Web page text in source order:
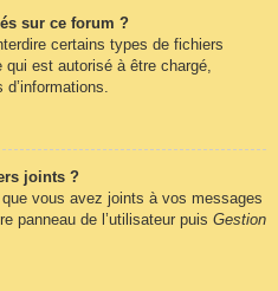
sur ce forum ?
certains types de fichiers
est autorisé à être chargé,
d’informations.
joints ?
vous avez joints à vos messages
panneau de l’utilisateur puis Gestion